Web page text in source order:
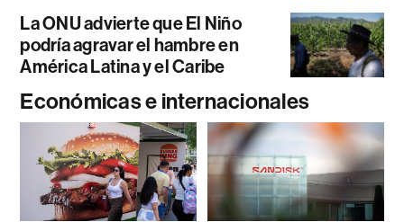
La ONU advierte que El Niño
podría agravar el hambre en
América Latina y el Caribe
Económicas e internacionales